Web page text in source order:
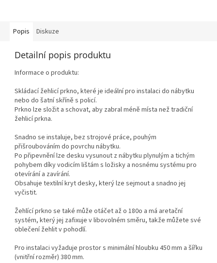
Popis Diskuze
Detailní popis produktu
Informace o produktu:
Skládací žehlicí prkno, které je ideální pro instalaci do nábytku
nebo do šatní skříně s policí.
Prkno lze složit a schovat, aby zabral méně místa než tradiční
žehlicí prkna.
Snadno se instaluje, bez strojové práce, pouhým
přišroubováním do povrchu nábytku.
Po připevnění lze desku vysunout z nábytku plynulým a tichým
pohybem díky vodicím lištám s ložisky a nosnému systému pro
otevírání a zavírání.
Obsahuje textilní kryt desky, který lze sejmout a snadno jej
vyčistit.
Žehlící prkno se také může otáčet až o 180o a má aretační
systém, který jej zafixuje v libovolném směru, takže můžete své
oblečení žehlit v pohodlí.
Pro instalaci vyžaduje prostor s minimální hloubku 450 mm a šířku
(vnitřní rozměr) 380 mm.